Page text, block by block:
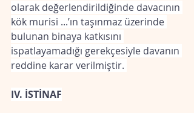
olarak değerlendirildiğinde davacının
kök murisi ...’ın taşınmaz üzerinde
bulunan binaya katkısını
ispatlayamadığı gerekçesiyle davanın
reddine karar verilmiştir.
IV. İSTİNAF